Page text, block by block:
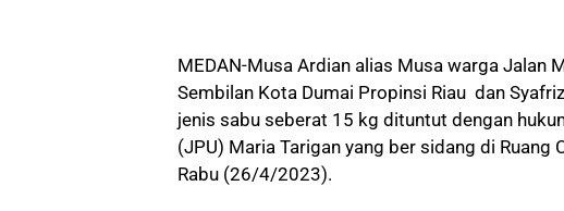
MEDAN-Musa Ardian alias Musa warga Jalan
Sembilan Kota Dumai Propinsi Riau dan
jenis sabu seberat 15 kg dituntut dengan
(JPU) Maria Tarigan yang ber sidang di Ruang
Rabu (26/4/2023).